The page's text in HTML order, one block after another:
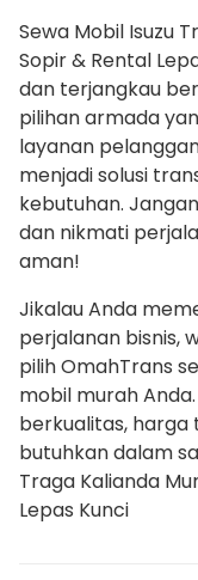
Sewa Mobil Isuzu
Sopir & Rental
dan terjangkau
pilihan armada
layanan
menjadi solusi
kebutuhan.
dan nikmati
aman!
Jikalau Anda
perjalanan bisnis,
pilih OmahTrans
mobil murah
berkualitas, harga
butuhkan dalam
Traga Kalianda
Lepas Kunci